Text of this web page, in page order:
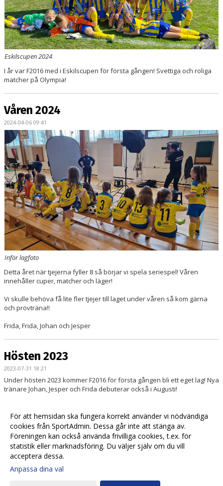
Eskilscupen 2024
I år var F2016 med i Eskilscupen för första gången! Svettiga och roliga
matcher på Olympia!
Våren 2024
2024-04-06 09:41
Inför lagfoto
Detta året när tjejerna fyller 8 så börjar vi spela seriespel! Våren
innehåller cuper, matcher och läger!
Vi skulle behöva få lite fler tjejer till laget under våren så kom gärna
och provträna!!
Frida, Frida, Johan och Jesper
Hösten 2023
2023-07-31 18:21
Under hösten 2023 kommer F2016 för första gången bli ett eget lag! Nya
tränare Johan, Jesper och Frida debuterar också i Augusti!
bollen och ha kul!
Vi behöver fler spelare till laget så ta med en kompis för att provträna!
För att hemsidan ska fungera korrekt använder vi nödvändiga
cookies från SportAdmin. Dessa går inte att stänga av.
Föreningen kan också använda frivilliga cookies, t.ex. för
statistik eller marknadsföring. Du väljer själv om du vill
acceptera dessa.
Anpassa dina val